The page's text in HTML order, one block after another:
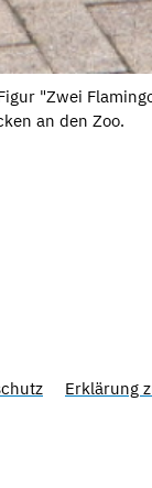
"Zwei
an den Zoo.
Erklärung